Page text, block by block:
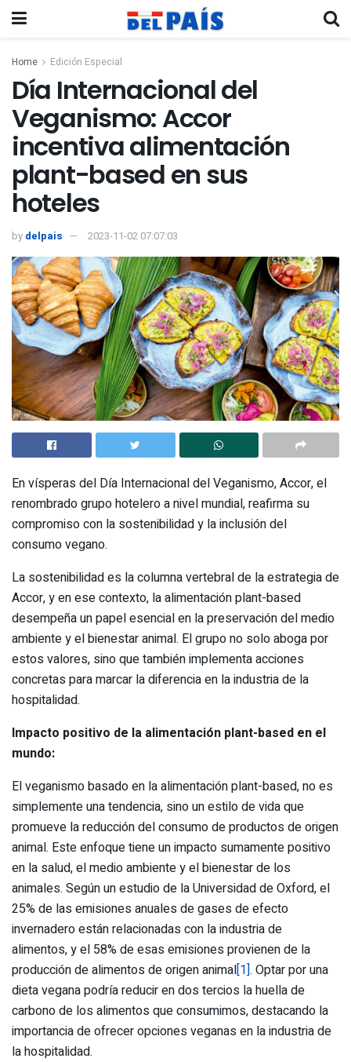
Home Edición Especial
Día Internacional del
Veganismo: Accor
incentiva alimentación
plant-based en sus
hoteles
by delpais 2023-11-02 07:07:03
En vísperas del Día Internacional del Veganismo, Accor, el
renombrado grupo hotelero a nivel mundial, reafirma su
compromiso con la sostenibilidad y la inclusión del
consumo vegano.
La sostenibilidad es la columna vertebral de la estrategia de
Accor, y en ese contexto, la alimentación plant-based
desempeña un papel esencial en la preservación del medio
ambiente y el bienestar animal. El grupo no solo aboga por
estos valores, sino que también implementa acciones
concretas para marcar la diferencia en la industria de la
hospitalidad.
Impacto positivo de la alimentación plant-based en el
mundo:
El veganismo basado en la alimentación plant-based, no es
simplemente una tendencia, sino un estilo de vida que
promueve la reducción del consumo de productos de origen
animal. Este enfoque tiene un impacto sumamente positivo
en la salud, el medio ambiente y el bienestar de los
animales. Según un estudio de la Universidad de Oxford, el
25% de las emisiones anuales de gases de efecto
invernadero están relacionadas con la industria de
alimentos, y el 58% de esas emisiones provienen de la
producción de alimentos de origen animal[1]. Optar por una
dieta vegana podría reducir en dos tercios la huella de
carbono de los alimentos que consumimos, destacando la
importancia de ofrecer opciones veganas en la industria de
la hospitalidad.